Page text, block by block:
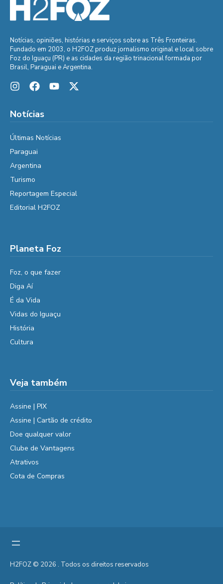
Notícias, opiniões, histórias e serviços sobre as Três Fronteiras.
Fundado em 2003, o H2FOZ produz jornalismo original e local sobre
Foz do Iguaçu (PR) e as cidades da região trinacional formada por
Brasil, Paraguai e Argentina.
Notícias
Últimas Notícias
Paraguai
Argentina
Turismo
Reportagem Especial
Editorial H2FOZ
Planeta Foz
Foz, o que fazer
Diga Aí
É da Vida
Vidas do Iguaçu
História
Cultura
Veja também
Assine | PIX
Assine | Cartão de crédito
Doe qualquer valor
Clube de Vantagens
Atrativos
Cota de Compras
H2FOZ © 2026 . Todos os direitos reservados